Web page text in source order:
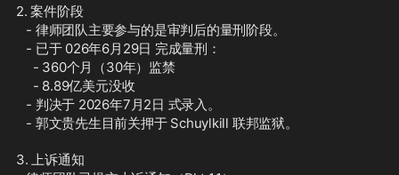
2. 案件阶段
   - 律师团队主要参与的是审判后的量刑阶段。
   - 已于 026年6月29日 完成量刑：
     - 360个月（30年）监禁
     - 8.89亿美元没收
   - 判决于 2026年7月2日 式录入。
   - 郭文贵先生目前关押于 Schuylkill 联邦监狱。
3. 上诉通知